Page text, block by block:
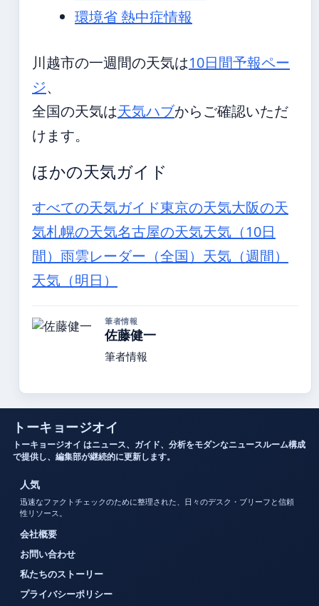
環境省 熱中症情報
川越市の一週間の天気は10日間予報ペー
ジ、
全国の天気は天気ハブからご確認いただ
けます。
ほかの天気ガイド
すべての天気ガイド東京の天気大阪の天
気札幌の天気名古屋の天気天気（10日
間） 雨雲レーダー（全国） 天気（週間）
天気（明日）
筆者情報
佐藤健一
筆者情報
トーキョージオイ
トーキョージオイ はニュース、ガイド、分析をモダンなニュースルーム構成
で提供し、編集部が継続的に更新します。
人気
迅速なファクトチェックのために整理された、日々のデスク・ブリーフと信頼
性リソース。
会社概要
お問い合わせ
私たちのストーリー
プライバシーポリシー